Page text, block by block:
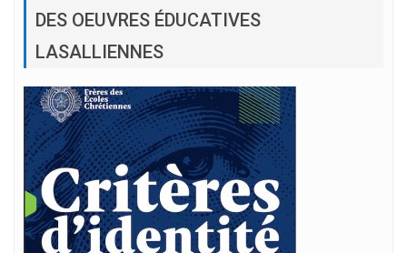
DES OEUVRES ÉDUCATIVES
LASALLIENNES